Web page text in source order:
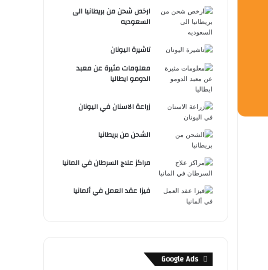
ارخص شحن من بريطانيا الى
السعوديه
تاشيرة اليونان
معلومات مثيرة عن معبد
الدومو ايطاليا
زراعة الاسنان في اليونان
الشحن من بريطانيا
مراكز علاج السرطان في المانيا
فيزا عقد العمل في ألمانيا
Google Ads